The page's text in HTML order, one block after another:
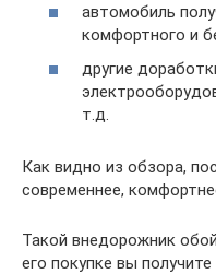
автомобиль
комфортного и
другие
т.д.
Как видно из обзора,
современнее,
Такой внедорожник
его покупке вы